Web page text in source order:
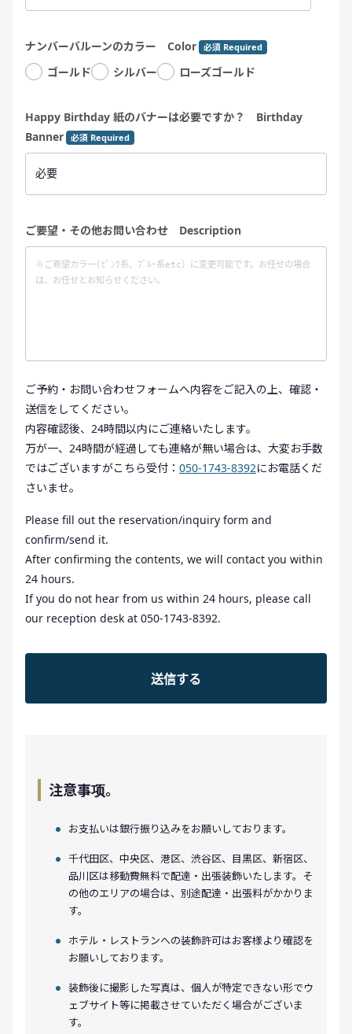
ナンバーバルーンのカラー Color 必須 Required
ゴールド シルバー ローズゴールド
Happy Birthday 紙のバナーは必要ですか？ Birthday
Banner 必須 Required
ご要望・その他お問い合わせ Description
ご予約・お問い合わせフォームへ内容をご記入の上、確認・
送信をしてください。
内容確認後、24時間以内にご連絡いたします。
万が一、24時間が経過しても連絡が無い場合は、大変お手数
ではございますがこちら受付： 050-1743-8392にお電話くだ
さいませ。
Please fill out the reservation/inquiry form and
confirm/send it.
After confirming the contents, we will contact you within
24 hours.
If you do not hear from us within 24 hours, please call
our reception desk at 050-1743-8392.
注意事项。
お支払いは銀行振り込みをお願いしております。
千代田区、中央区、港区、渋谷区、目黒区、新宿区、
品川区は移動費無料で配達・出張装飾いたします。そ
の他のエリアの場合は、別途配達・出張料がかかりま
す。
ホテル・レストランへの装飾許可はお客様より確認を
お願いしております。
装飾後に撮影した写真は、個人が特定できない形でウ
ェブサイト等に掲載させていただく場合がございま
す。